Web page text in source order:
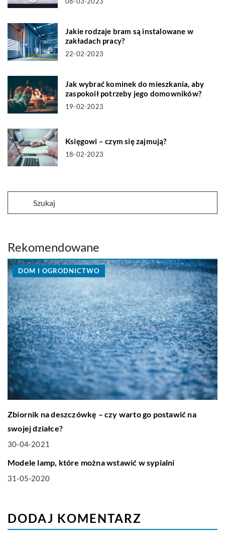
Jakie rodzaje bram są instalowane w
zakładach pracy?
22-02-2023
Jak wybrać kominek do mieszkania, aby
zaspokoił potrzeby jego domowników?
19-02-2023
Księgowi – czym się zajmują?
18-02-2023
Rekomendowane
DOM I OGRODNICTWO
Zbiornik na deszczówkę – czy warto go postawić na
swojej działce?
30-04-2021
DOM I OGRODNICTWO
Modele lamp, które można wstawić w sypialni
31-05-2020
DODAJ KOMENTARZ